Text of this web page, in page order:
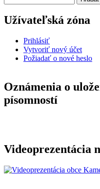
Užívateľská zóna
Prihlásiť
Vytvoriť nový účet
Požiadať o nové heslo
Oznámenia o
písomností
Videoprezentácia